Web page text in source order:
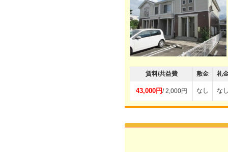
賃料/共益費 敷金 礼
43,000円/ 2,000円 なし な